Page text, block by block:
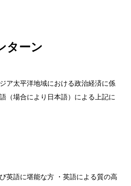
ターン
ア太平洋地域における政治経済に係
（場合により日本語）による上記に
英語に堪能な方 ・英語による質の高